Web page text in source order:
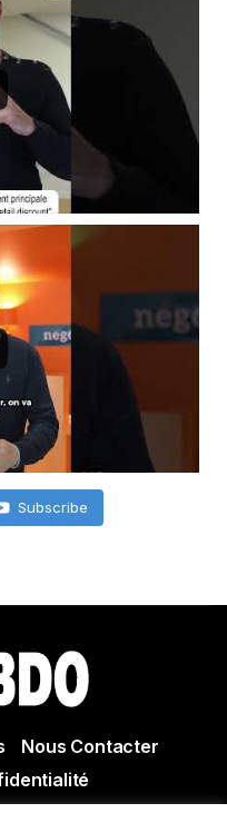
Subscribe
Nous Contacter